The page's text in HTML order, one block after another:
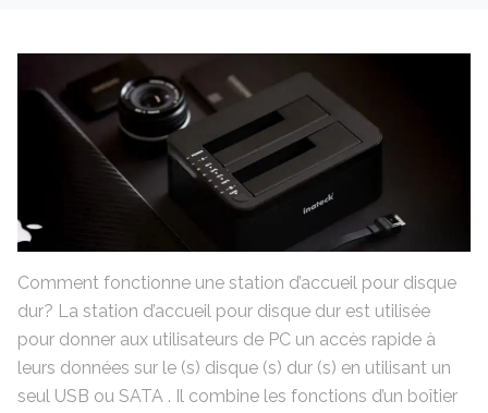
Comment fonctionne une station d’accueil pour disque
dur? La station d’accueil pour disque dur est utilisée
pour donner aux utilisateurs de PC un accès rapide à
leurs données sur le (s) disque (s) dur (s) en utilisant un
seul USB ou SATA . Il combine les fonctions d’un boîtier